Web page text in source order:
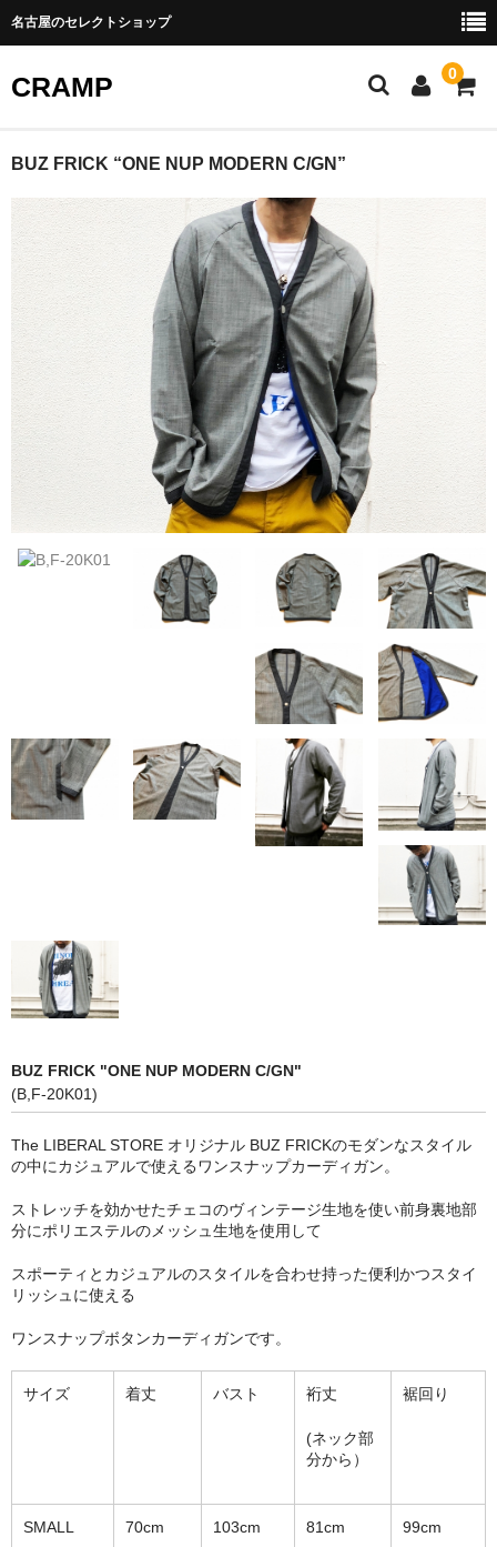
名古屋のセレクトショップ
CRAMP 0
ABOUT US
SHOPPING GUIDE
BLOG
CONTACT
BUZ FRICK “ONE NUP MODERN C/GN”
BUZ FRICK "ONE NUP MODERN C/GN"
(B,F-20K01)
The LIBERAL STORE オリジナル BUZ FRICKのモダンなスタイル
の中にカジュアルで使えるワンスナップカーディガン。
ストレッチを効かせたチェコのヴィンテージ生地を使い前身裏地部
分にポリエステルのメッシュ生地を使用して
スポーティとカジュアルのスタイルを合わせ持った便利かつスタイ
リッシュに使える
ワンスナップボタンカーディガンです。
サイズ 着丈 バスト 裄丈
(ネック部
分から）
裾回り
SMALL 70cm 103cm 81cm 99cm